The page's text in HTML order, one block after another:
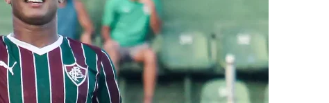
da alma do torcedor”: Vinicius Toledo detona eliminação do
“olho da rua” para diretoria e Zubeldía
COLUNAS
Athletico-PR — Oitavas Copa do Brasil 2026: Palpites, Odds e